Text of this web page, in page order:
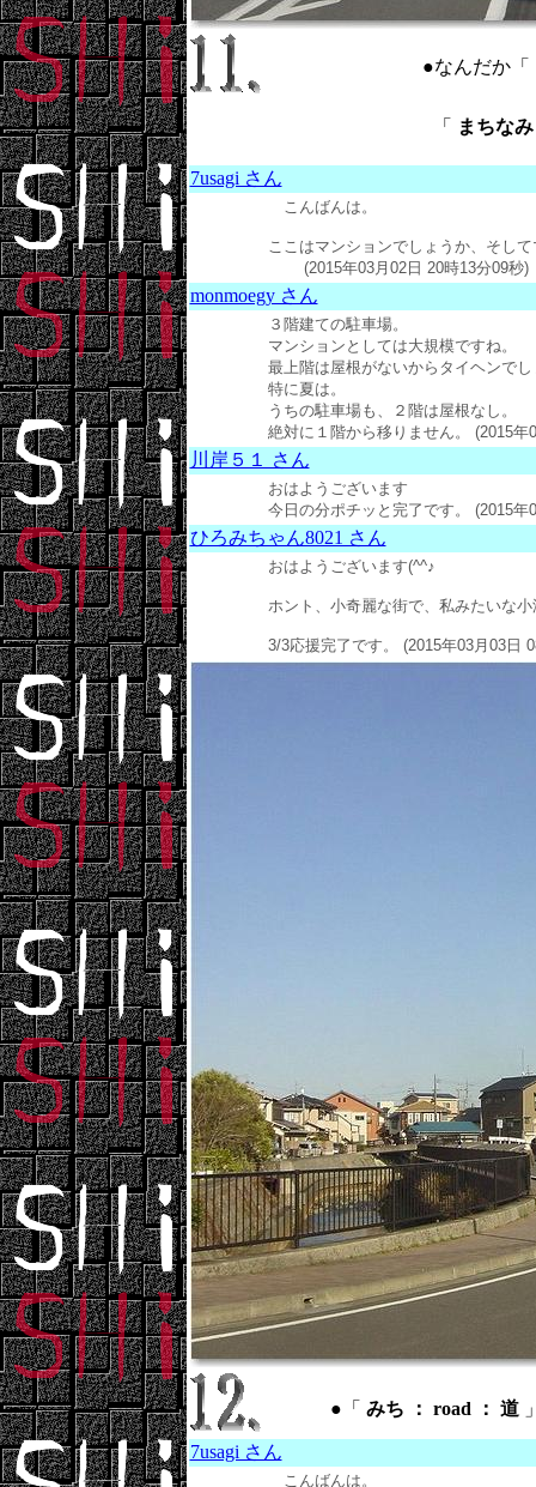
●なんだか「
「 まちな
7usagi さん
こんばんは。
ここはマンションでしょうか、そし
(2015年03月02日 20時13分09秒)
monmoegy さん
３階建ての駐車場。
マンションとしては大規模ですね。
最上階は屋根がないからタイヘンでし
特に夏は。
うちの駐車場も、２階は屋根なし。
絶対に１階から移りません。 (2015年
川岸５１ さん
おはようございます
今日の分ポチッと完了です。 (2015年
ひろみちゃん8021 さん
おはようございます(^^♪
ホント、小奇麗な街で、私みたいな
3/3応援完了です。 (2015年03月03日
●「 みち ： road ： 道
7usagi さん
こんばんは。